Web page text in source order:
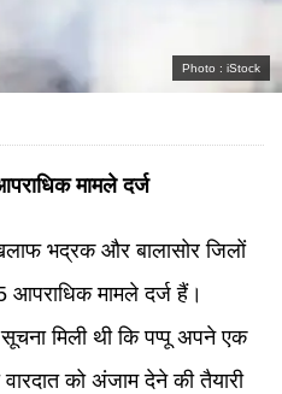
Photo : iStock
मामले दर्ज
भद्रक और बालासोर जिलों
मामले दर्ज हैं।
मिली थी कि पप्पू अपने एक
को अंजाम देने की तैयारी